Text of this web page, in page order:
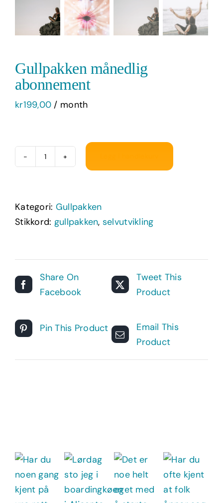
Gullpakken månedlig
abonnement
kr199,00 / month
Gullpakken
antall
Kategori: Gullpakken
Stikkord: gullpakken, selvutvikling
Share On
Facebook
Tweet This
Product
Pin This Product
Email This
Product